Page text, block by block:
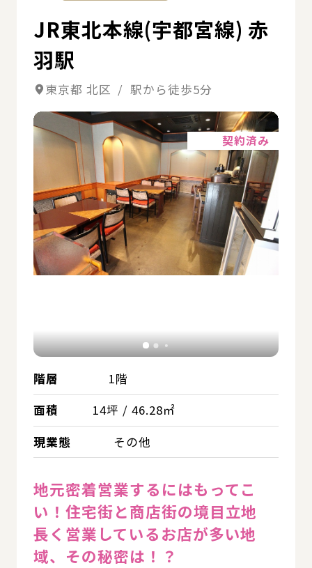
JR東北本線(宇都宮線) 赤
羽駅
東京都 北区 / 駅から徒歩5分
契約済み
階層
1階
面積
14坪 / 46.28㎡
現業態
その他
地元密着営業するにはもってこ
い！住宅街と商店街の境目立地
長く営業しているお店が多い地
域、その秘密は！？